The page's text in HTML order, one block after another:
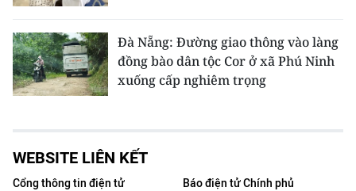
Đà Nẵng: Đường giao thông vào làng
đồng bào dân tộc Cor ở xã Phú Ninh
xuống cấp nghiêm trọng
WEBSITE LIÊN KẾT
Cổng thông tin điện tử
Báo điện tử Chính phủ